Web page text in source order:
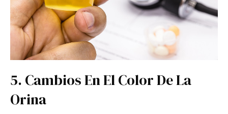
5. Cambios En El Color De La
Orina